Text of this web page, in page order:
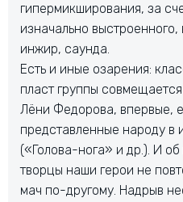
гипермикширования, за
изначально
инжир, саунда.
Есть и иные озарения:
пласт группы
Лёни Федорова, впервые,
представленные народу в
(«Голова-нога» и др.). И
творцы наши герои не
мач по-другому. Надрыв